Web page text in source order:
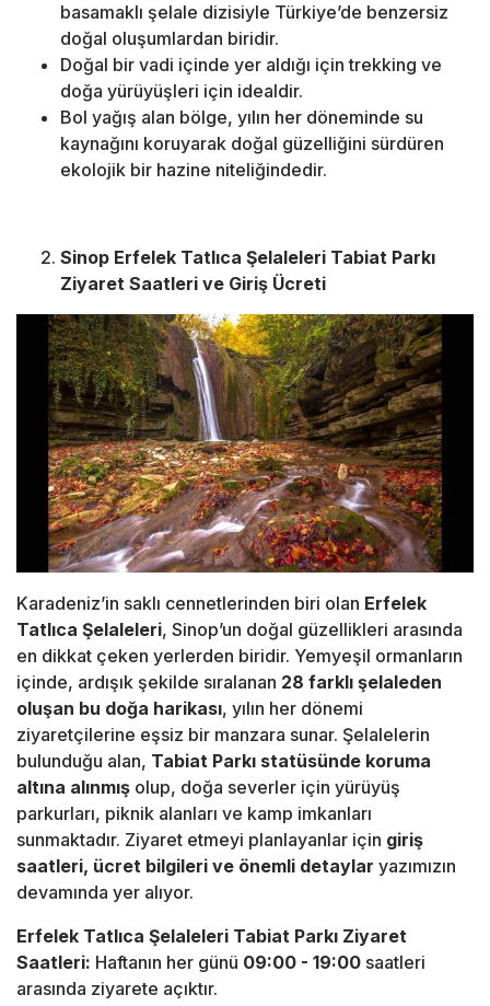
basamaklı şelale dizisiyle Türkiye’de benzersiz
doğal oluşumlardan biridir.
Doğal bir vadi içinde yer aldığı için trekking ve
doğa yürüyüşleri için idealdir.
Bol yağış alan bölge, yılın her döneminde su
kaynağını koruyarak doğal güzelliğini sürdüren
ekolojik bir hazine niteliğindedir.
Sinop Erfelek Tatlıca Şelaleleri Tabiat Parkı
Ziyaret Saatleri ve Giriş Ücreti
Karadeniz’in saklı cennetlerinden biri olan Erfelek
Tatlıca Şelaleleri, Sinop’un doğal güzellikleri arasında
en dikkat çeken yerlerden biridir. Yemyeşil ormanların
içinde, ardışık şekilde sıralanan 28 farklı şelaleden
oluşan bu doğa harikası, yılın her dönemi
ziyaretçilerine eşsiz bir manzara sunar. Şelalelerin
bulunduğu alan, Tabiat Parkı statüsünde koruma
altına alınmış olup, doğa severler için yürüyüş
parkurları, piknik alanları ve kamp imkanları
sunmaktadır. Ziyaret etmeyi planlayanlar için giriş
saatleri, ücret bilgileri ve önemli detaylar yazımızın
devamında yer alıyor.
Erfelek Tatlıca Şelaleleri Tabiat Parkı Ziyaret
Saatleri: Haftanın her günü 09:00 - 19:00 saatleri
arasında ziyarete açıktır.